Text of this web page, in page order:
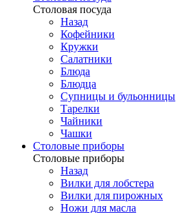
Столовая посуда
Назад
Кофейники
Кружки
Салатники
Блюда
Блюдца
Супницы и бульонницы
Тарелки
Чайники
Чашки
Cтоловые приборы
Cтоловые приборы
Назад
Вилки для лобстера
Вилки для пирожных
Ножи для масла